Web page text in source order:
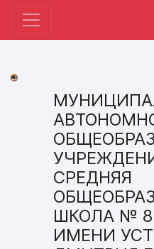
СРЕДНЯЯ
ШКОЛА № 8
ИМЕНИ